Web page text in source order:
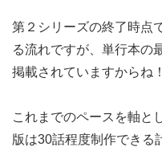
第２シリーズの終了時点
る流れですが、単行本の
掲載されていますからね！
これまでのペースを軸と
版は30話程度制作できる